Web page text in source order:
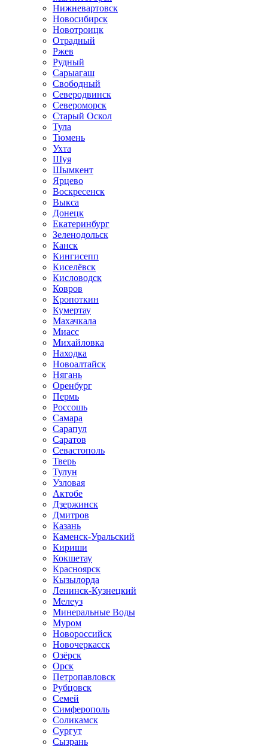
Нижневартовск
Новосибирск
Новотроицк
Отрадный
Ржев
Рудный
Сарыагаш
Свободный
Северодвинск
Североморск
Старый Оскол
Тула
Тюмень
Ухта
Шуя
Шымкент
Ярцево
Воскресенск
Выкса
Донецк
Екатеринбург
Зеленодольск
Канск
Кингисепп
Киселёвск
Кисловодск
Ковров
Кропоткин
Кумертау
Махачкала
Миасс
Михайловка
Находка
Новоалтайск
Нягань
Оренбург
Пермь
Россошь
Самара
Сарапул
Саратов
Севастополь
Тверь
Тулун
Узловая
Актобе
Дзержинск
Дмитров
Казань
Каменск-Уральский
Кириши
Кокшетау
Красноярск
Кызылорда
Ленинск-Кузнецкий
Мелеуз
Минеральные Воды
Муром
Новороссийск
Новочеркасск
Озёрск
Орск
Петропавловск
Рубцовск
Семей
Симферополь
Соликамск
Сургут
Сызрань